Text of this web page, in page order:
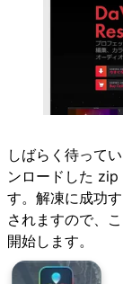
しばらく待って
ンロードした zip
す。解凍に成功
されますので、
開始します。